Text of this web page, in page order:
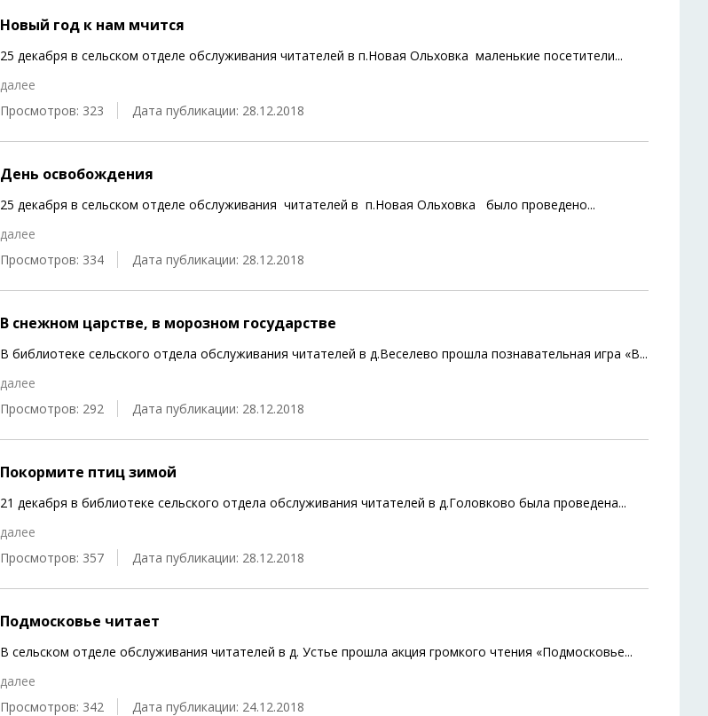
Новый год к нам мчится
25 декабря в сельском отделе обслуживания читателей в п.Новая Ольховка маленькие посетители...
далее
Просмотров: 323
Дата публикации: 28.12.2018
День освобождения
25 декабря в сельском отделе обслуживания читателей в п.Новая Ольховка было проведено...
далее
Просмотров: 334
Дата публикации: 28.12.2018
В снежном царстве, в морозном государстве
В библиотеке сельского отдела обслуживания читателей в д.Веселево прошла познавательная игра «В...
далее
Просмотров: 292
Дата публикации: 28.12.2018
Покормите птиц зимой
21 декабря в библиотеке сельского отдела обслуживания читателей в д.Головково была проведена...
далее
Просмотров: 357
Дата публикации: 28.12.2018
Подмосковье читает
В сельском отделе обслуживания читателей в д. Устье прошла акция громкого чтения «Подмосковье...
далее
Просмотров: 342
Дата публикации: 24.12.2018